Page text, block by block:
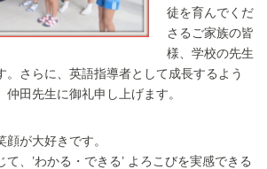
徒を育んでくだ
さるご家族の皆
様、学校の先生
。さらに、英語指導者として成長するよう
田先生に御礼申し上げます。
が大好きです。
、’わかる・できる’ よろこびを実感できる